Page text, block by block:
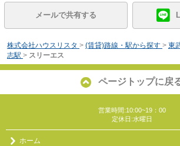
メールで共有する
株式会社ハウスリスタ > (賃貸)路線・駅から探す > 東
志駅 > スリーエス
ページトップに戻
営業時間:10:00~19：00
定休日:水曜日
ホーム